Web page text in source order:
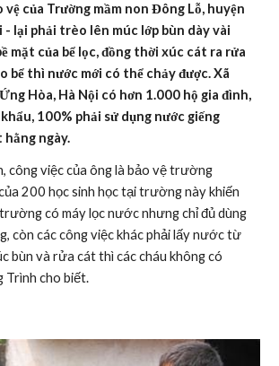
vệ của Trường mầm non Đông Lỗ, huyện
- lại phải trèo lên múc lớp bùn dày vài
mặt của bể lọc, đồng thời xúc cát ra rửa
bể thì nước mới có thể chảy được. Xã
Hòa, Hà Nội có hơn 1.000 hộ gia đình,
100% phải sử dụng nước giếng
ngày.
200 học sinh học tại trường này khiến
có máy lọc nước nhưng chỉ đủ dùng
còn các công việc khác phải lấy nước từ
bùn và rửa cát thì các cháu không có
Trình cho biết.